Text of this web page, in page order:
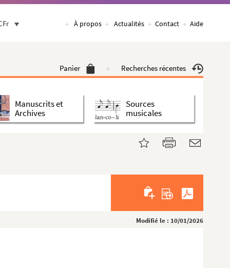
À propos Actualités Contact Aide
Panier Recherches récentes
Manuscrits et
Archives
Sources
musicales
Modifié le : 10/01/2026